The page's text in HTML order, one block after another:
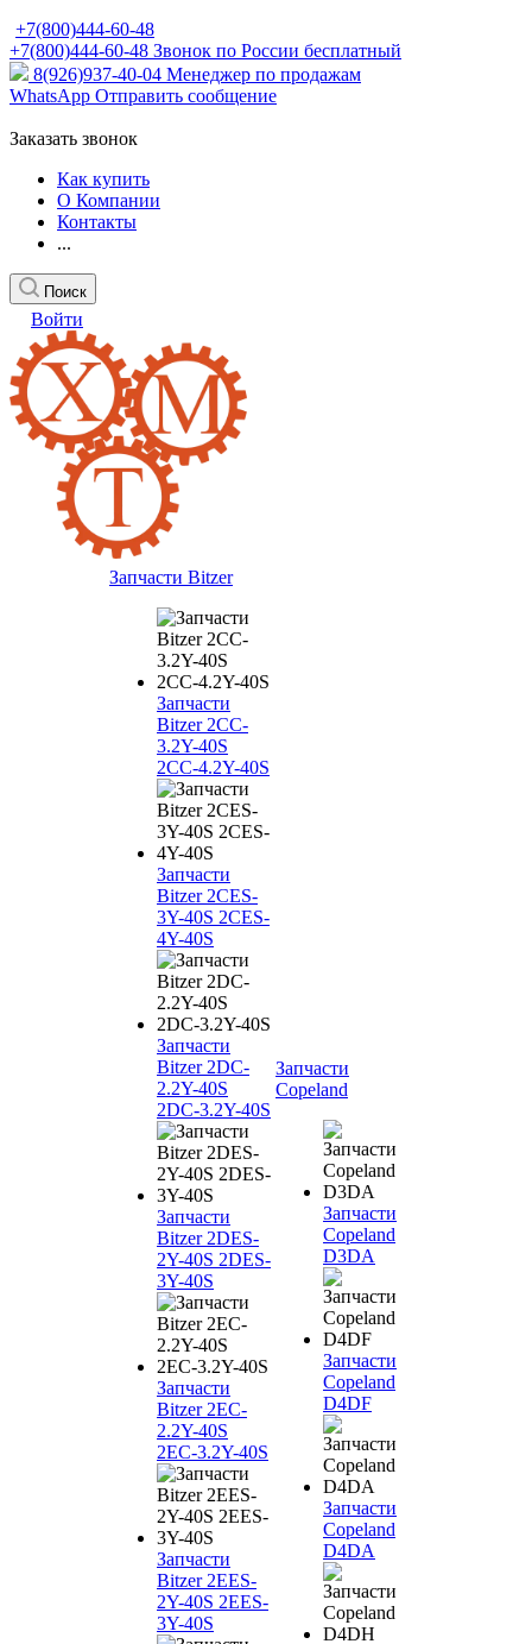
+7(800)444-60-48
+7(800)444-60-48 Звонок по России бесплатный
8(926)937-40-04 Менеджер по продажам
WhatsApp Отправить сообщение
Заказать звонок
Как купить
О Компании
Контакты
...
Поиск
Войти
Запчасти Bitzer
Запчасти
Bitzer 2CC-
3.2Y-40S
2CC-4.2Y-40S
Запчасти
Bitzer 2CES-
3Y-40S 2CES-
4Y-40S
Запчасти
Bitzer 2DC-
2.2Y-40S
2DC-3.2Y-40S
Запчасти
Bitzer 2DES-
2Y-40S 2DES-
3Y-40S
Запчасти
Bitzer 2EC-
2.2Y-40S
2EC-3.2Y-40S
Запчасти
Bitzer 2EES-
2Y-40S 2EES-
3Y-40S
Запчасти
Copeland
Запчасти
Copeland
D3DA
Запчасти
Copeland
D4DF
Запчасти
Copeland
D4DA